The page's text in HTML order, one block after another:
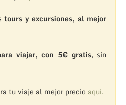
tours y excursiones, al mejor
viajar, con 5€ gratis, sin
tu viaje al mejor precio aquí.